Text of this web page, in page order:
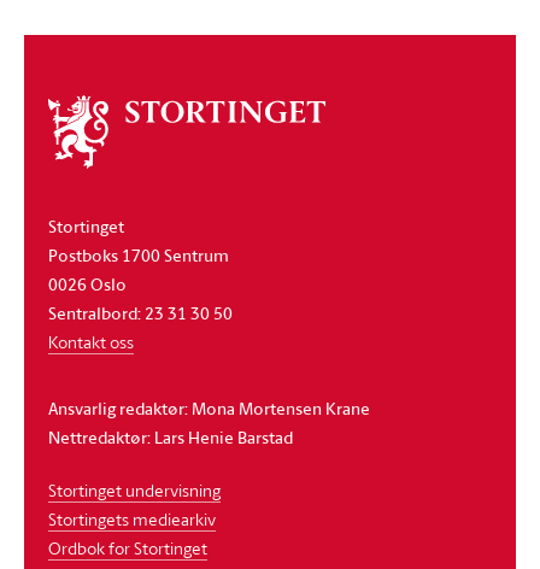
Om
stortinget
Stortinget
Postboks 1700 Sentrum
0026 Oslo
Sentralbord: 23 31 30 50
Kontakt oss
Ansvarlig redaktør: Mona Mortensen Krane
Nettredaktør: Lars Henie Barstad
Stortinget undervisning
Stortingets mediearkiv
Ordbok for Stortinget